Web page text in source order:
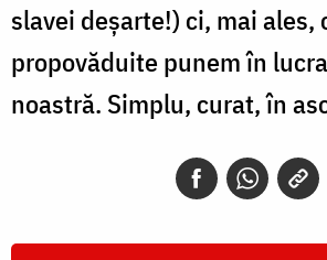
slavei deșarte!) ci, mai ales,
propovăduite punem în
noastră. Simplu, curat, în